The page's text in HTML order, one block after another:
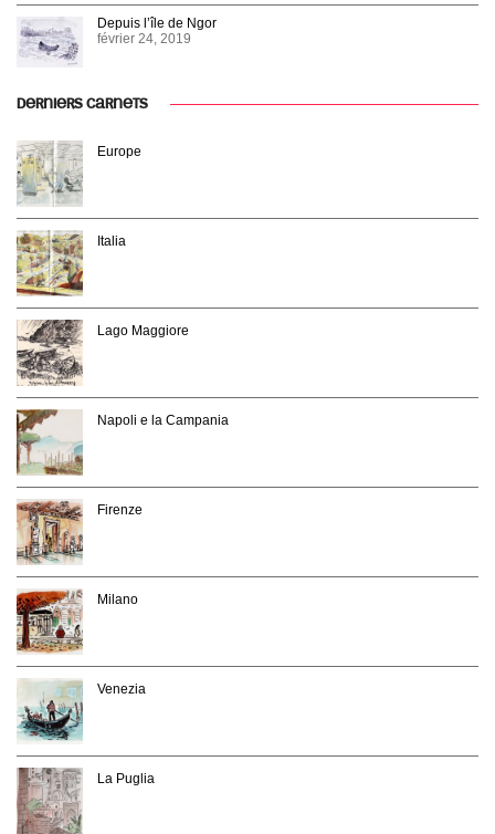
Depuis l’île de Ngor
février 24, 2019
DERNIERS CARNETS
Europe
Italia
Lago Maggiore
Napoli e la Campania
Firenze
Milano
Venezia
La Puglia